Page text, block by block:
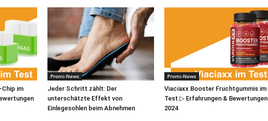
Chip im
Promi-News
Jeder Schritt zählt: Der
unterschätzte Effekt von
Einlegesohlen beim Abnehmen
Promi-News
Viaciaxx Booster Fruchtgummis im
Test ▷ Erfahrungen & Bewertungen
2024